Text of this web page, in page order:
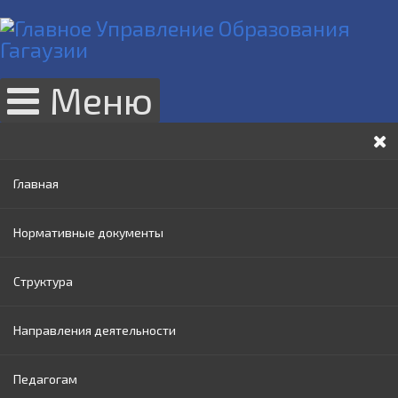
Меню
Главная
Нормативные документы
Законы РМ
Нормативные акты Правительства РМ
Нормативные документы МОИ
Структура
Руководство
Административный совет
Направления деятельности
Раннее образование
Педагогам